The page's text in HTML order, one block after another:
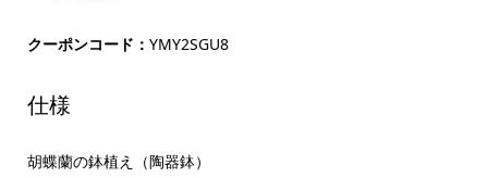
クーポンコード： YMY2SGU8
仕様
胡蝶蘭の鉢植え（陶器鉢）